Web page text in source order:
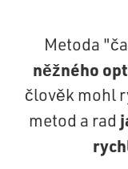
Metoda
něžného
člověk mohl
metod a rad